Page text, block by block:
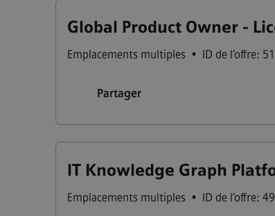
Global Product Owner -
Emplacements multiples • ID de l’offre:
Partager
IT Knowledge Graph
Emplacements multiples • ID de l’offre: